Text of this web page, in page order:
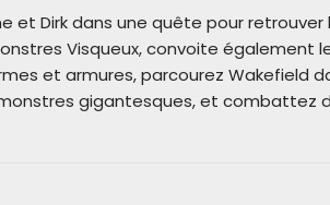
et Dirk dans une quête pour
Visqueux, convoite également
et armures, parcourez Wakefield
gigantesques, et combattez